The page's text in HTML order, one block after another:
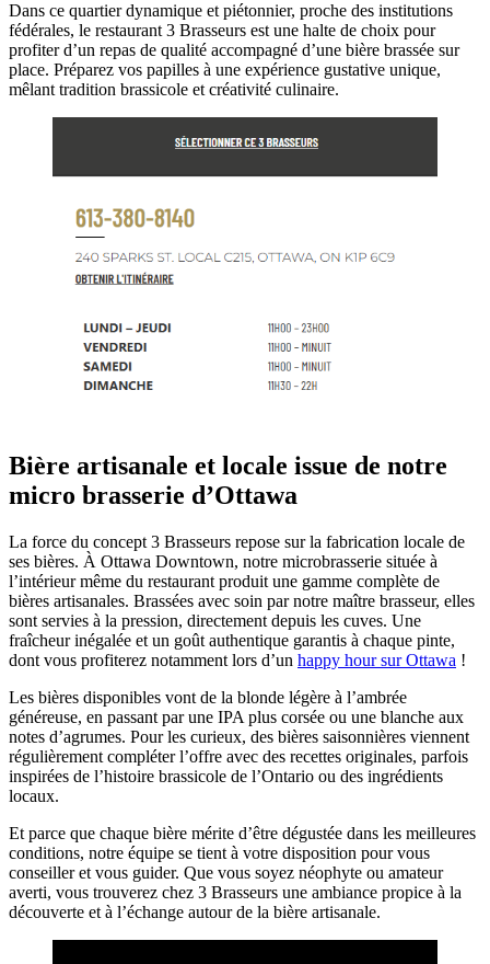
Dans ce quartier dynamique et piétonnier, proche des institutions
fédérales, le restaurant 3 Brasseurs est une halte de choix pour
profiter d’un repas de qualité accompagné d’une bière brassée sur
place. Préparez vos papilles à une expérience gustative unique,
mêlant tradition brassicole et créativité culinaire.
Bière artisanale et locale issue de notre
micro brasserie d’Ottawa
La force du concept 3 Brasseurs repose sur la fabrication locale de
ses bières. À Ottawa Downtown, notre microbrasserie située à
l’intérieur même du restaurant produit une gamme complète de
bières artisanales. Brassées avec soin par notre maître brasseur, elles
sont servies à la pression, directement depuis les cuves. Une
fraîcheur inégalée et un goût authentique garantis à chaque pinte,
dont vous profiterez notamment lors d’un happy hour sur Ottawa !
Les bières disponibles vont de la blonde légère à l’ambrée
généreuse, en passant par une IPA plus corsée ou une blanche aux
notes d’agrumes. Pour les curieux, des bières saisonnières viennent
régulièrement compléter l’offre avec des recettes originales, parfois
inspirées de l’histoire brassicole de l’Ontario ou des ingrédients
locaux.
Et parce que chaque bière mérite d’être dégustée dans les meilleures
conditions, notre équipe se tient à votre disposition pour vous
conseiller et vous guider. Que vous soyez néophyte ou amateur
averti, vous trouverez chez 3 Brasseurs une ambiance propice à la
découverte et à l’échange autour de la bière artisanale.